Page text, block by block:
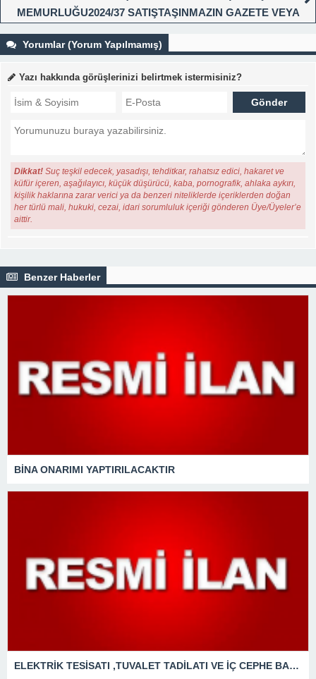
MEMURLUĞU2024/37 SATIŞTAŞINMAZIN GAZETE VEYA
Yorumlar (Yorum Yapılmamış)
Yazı hakkında görüşlerinizi belirtmek istermisiniz?
Dikkat! Suç teşkil edecek, yasadışı, tehditkar, rahatsız edici, hakaret ve
küfür içeren, aşağılayıcı, küçük düşürücü, kaba, pornografik, ahlaka aykırı,
kişilik haklarına zarar verici ya da benzeri niteliklerde içeriklerden doğan
her türlü mali, hukuki, cezai, idari sorumluluk içeriği gönderen Üye/Üyeler’e
aittir.
Benzer Haberler
BİNA ONARIMI YAPTIRILACAKTIR
ELEKTRİK TESİSATI ,TUVALET TADİLATI VE İÇ CEPHE BAKIM ONARIMI İŞLERİ YAPTIRILACAKTIR